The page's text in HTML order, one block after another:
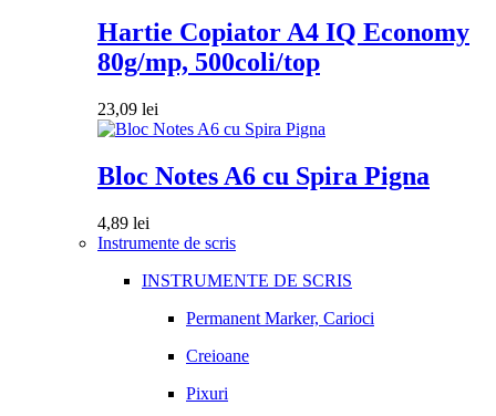
Hartie Copiator A4 IQ Economy
80g/mp, 500coli/top
23,09 lei
Bloc Notes A6 cu Spira Pigna
4,89 lei
Instrumente de scris
INSTRUMENTE DE SCRIS
Permanent Marker, Carioci
Creioane
Pixuri